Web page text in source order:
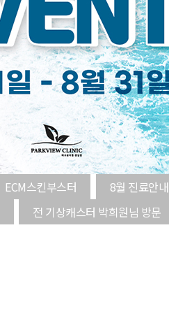
ECM스킨부스터 8월 진료안내
전 기상캐스터 박희원님 방문